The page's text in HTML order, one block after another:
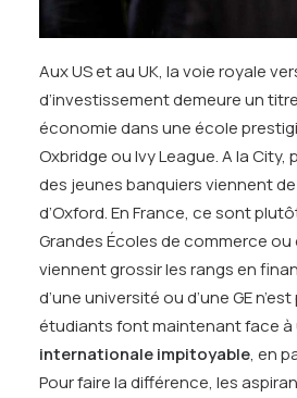
Aux US et au UK, la voie royale
d’investissement demeure un
économie dans une école
Oxbridge ou Ivy League. A la City,
des jeunes banquiers viennent
d’Oxford. En France, ce sont
Grandes Écoles de commerce ou
viennent grossir les rangs en
d’une université ou d’une GE
étudiants font maintenant face à
internationale impitoyable, en
Pour faire la différence, les